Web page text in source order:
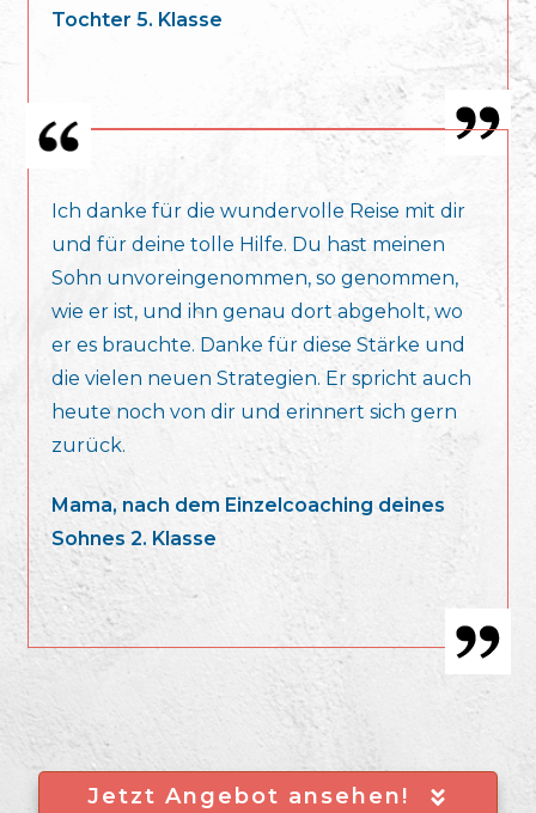
Tochter 5. Klasse
Ich danke für die wundervolle Reise mit dir
und für deine tolle Hilfe. Du hast meinen
Sohn unvoreingenommen, so genommen,
wie er ist, und ihn genau dort abgeholt, wo
er es brauchte. Danke für diese Stärke und
die vielen neuen Strategien. Er spricht auch
heute noch von dir und erinnert sich gern
zurück.
Mama, nach dem Einzelcoaching deines
Sohnes 2. Klasse
Jetzt Angebot ansehen!